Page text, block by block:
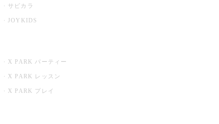
サビカラ
JOYKIDS
X PARK パーティー
X PARK レッスン
X PARK プレイ